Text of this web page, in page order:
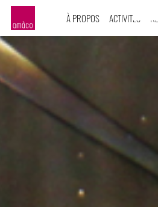
À PROPOS ACTIVITÉS